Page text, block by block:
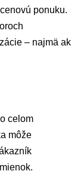
ponuku.
– najmä ak
celom
môže